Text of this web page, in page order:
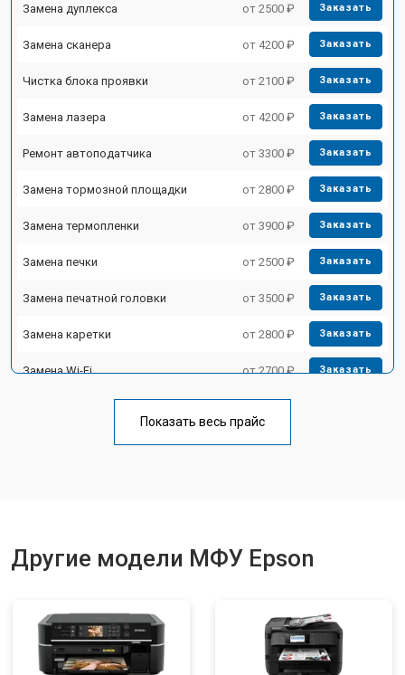
Замена дуплекса от 2500 ₽ Заказать
Замена сканера от 4200 ₽ Заказать
Чистка блока проявки от 2100 ₽ Заказать
Замена лазера от 4200 ₽ Заказать
Ремонт автоподатчика от 3300 ₽ Заказать
Замена тормозной площадки от 2800 ₽ Заказать
Замена термопленки от 3900 ₽ Заказать
Замена печки от 2500 ₽ Заказать
Замена печатной головки от 3500 ₽ Заказать
Замена каретки от 2800 ₽ Заказать
Замена Wi-Fi от 2700 ₽ Заказать
от 3500 ₽
Показать весь прайс
Другие модели МФУ Epson